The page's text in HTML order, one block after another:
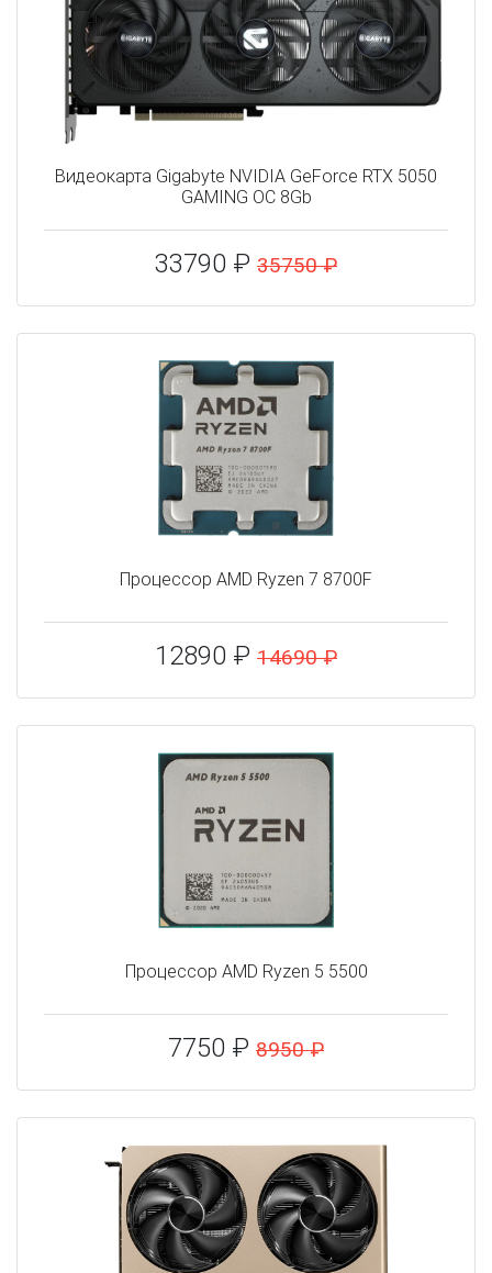
Видеокарта Gigabyte NVIDIA GeForce RTX 5050
GAMING OC 8Gb
33790 ₽ 35750 ₽
Процессор AMD Ryzen 7 8700F
12890 ₽ 14690 ₽
Процессор AMD Ryzen 5 5500
7750 ₽ 8950 ₽